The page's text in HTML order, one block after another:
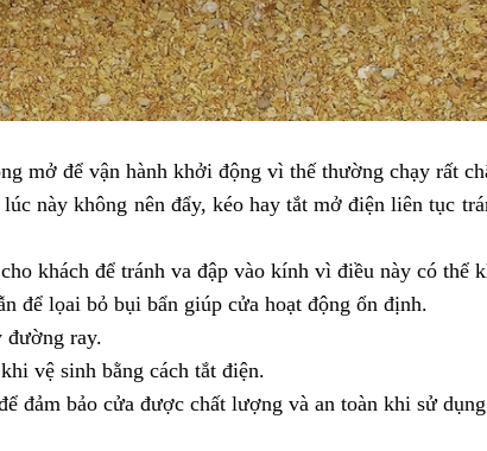
mở để vận hành khởi động vì thế thường chạy rất
này không nên đẩy, kéo hay tắt mở điện liên tục
khách để tránh va đập vào kính vì điều này có thể
để lọai bỏ bụi bẩn giúp cửa hoạt động ổn định.
đường ray.
vệ sinh bằng cách tắt điện.
đảm bảo cửa được chất lượng và an toàn khi sử